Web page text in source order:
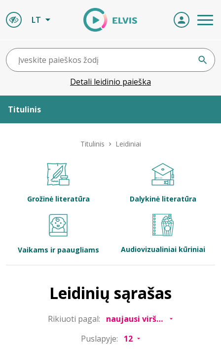
LT
Detali leidinio paieška
Titulinis
Bibliotekoms
Titulinis Leidiniai
Grožinė literatūra Dalykinė literatūra
Vaikams ir paaugliams Audiovizualiniai kūriniai
Leidinių sąrašas
Rikiuoti pagal:
Puslapyje: